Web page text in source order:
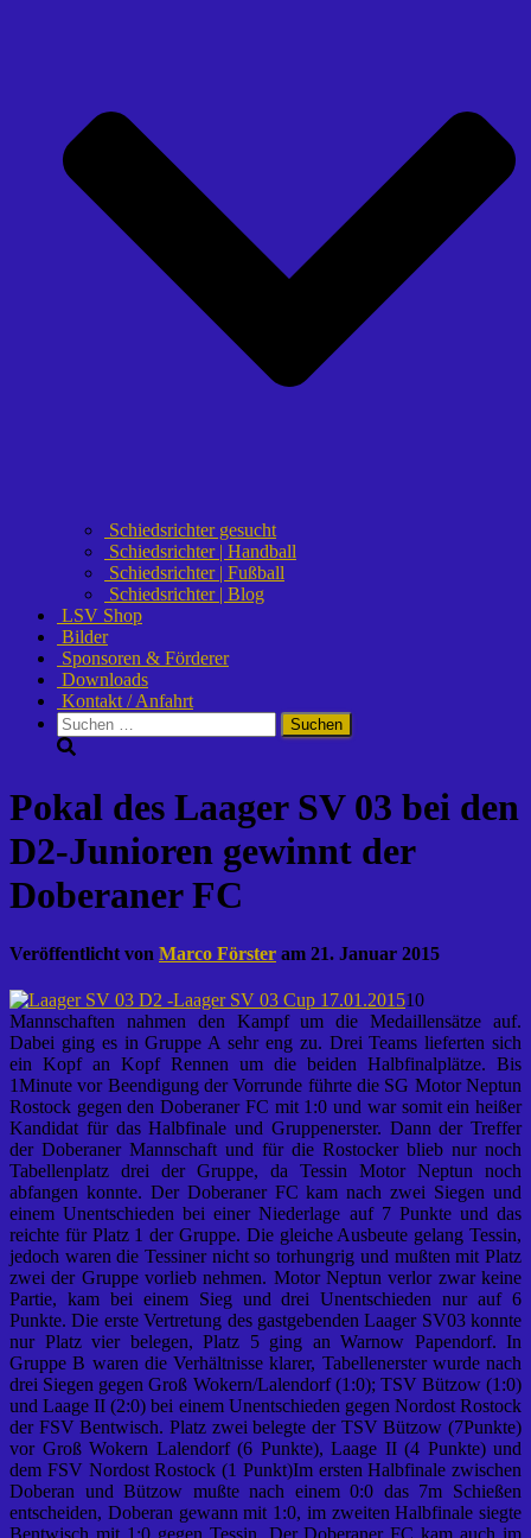
Schiedsrichter gesucht
Schiedsrichter | Handball
Schiedsrichter | Fußball
Schiedsrichter | Blog
LSV Shop
Bilder
Sponsoren & Förderer
Downloads
Kontakt / Anfahrt
Suchen
nach:
Pokal des Laager SV 03 bei den
D2-Junioren gewinnt der
Doberaner FC
Veröffentlicht von Marco Förster am 21. Januar 2015
10
Mannschaften nahmen den Kampf um die Medaillensätze auf.
Dabei ging es in Gruppe A sehr eng zu. Drei Teams lieferten sich
ein Kopf an Kopf Rennen um die beiden Halbfinalplätze. Bis
1Minute vor Beendigung der Vorrunde führte die SG Motor Neptun
Rostock gegen den Doberaner FC mit 1:0 und war somit ein heißer
Kandidat für das Halbfinale und Gruppenerster. Dann der Treffer
der Doberaner Mannschaft und für die Rostocker blieb nur noch
Tabellenplatz drei der Gruppe, da Tessin Motor Neptun noch
abfangen konnte. Der Doberaner FC kam nach zwei Siegen und
einem Unentschieden bei einer Niederlage auf 7 Punkte und das
reichte für Platz 1 der Gruppe. Die gleiche Ausbeute gelang Tessin,
jedoch waren die Tessiner nicht so torhungrig und mußten mit Platz
zwei der Gruppe vorlieb nehmen. Motor Neptun verlor zwar keine
Partie, kam bei einem Sieg und drei Unentschieden nur auf 6
Punkte. Die erste Vertretung des gastgebenden Laager SV03 konnte
nur Platz vier belegen, Platz 5 ging an Warnow Papendorf. In
Gruppe B waren die Verhältnisse klarer, Tabellenerster wurde nach
drei Siegen gegen Groß Wokern/Lalendorf (1:0); TSV Bützow (1:0)
und Laage II (2:0) bei einem Unentschieden gegen Nordost Rostock
der FSV Bentwisch. Platz zwei belegte der TSV Bützow (7Punkte)
vor Groß Wokern Lalendorf (6 Punkte), Laage II (4 Punkte) und
dem FSV Nordost Rostock (1 Punkt)Im ersten Halbfinale zwischen
Doberan und Bützow mußte nach einem 0:0 das 7m Schießen
entscheiden, Doberan gewann mit 1:0, im zweiten Halbfinale siegte